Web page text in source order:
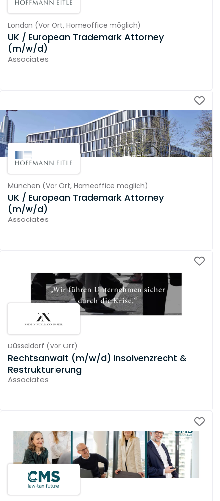
London (Vor Ort, Homeoffice möglich)
UK / European Trademark Attorney
(m/w/d)
Associates
München (Vor Ort, Homeoffice möglich)
UK / European Trademark Attorney
(m/w/d)
Associates
Düsseldorf (Vor Ort)
Rechtsanwalt (m/w/d) Insolvenzrecht &
Restrukturierung
Associates